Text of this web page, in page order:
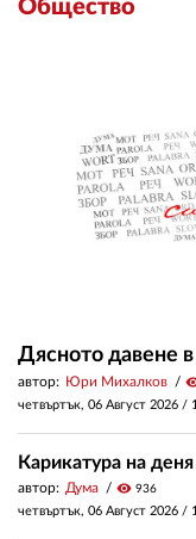
Общество
Дясното давене
автор: Юри Михалков
четвъртък, 06 Август 2026 /
Карикатура на
автор: Дума visibility 936
четвъртък, 06 Август 2026 /